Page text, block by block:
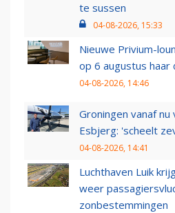
te sussen
04-08-2026, 15:33
Nieuwe Privium-
op 6 augustus haar
04-08-2026, 14:46
Groningen vanaf
Esbjerg: 'scheelt
04-08-2026, 14:41
Luchthaven Luik
weer
zonbestemmingen